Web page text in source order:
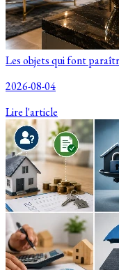
Les objets qui font
2026-08-04
Lire l'article